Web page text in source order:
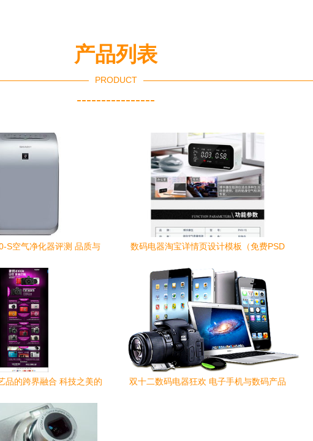
产品列表
PRODUCT
----------------
S空气净化器评测 品质与
数码电器淘宝详情页设计模板（免费PSD
品的跨界融合 科技之美的
双十二数码电器狂欢 电子手机与数码产品